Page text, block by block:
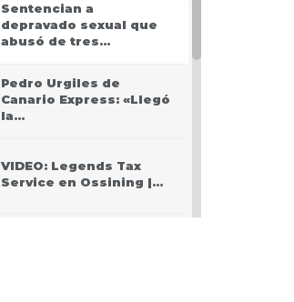
Sentencian a
depravado sexual que
abusó de tres…
Pedro Urgiles de
Canario Express: «Llegó
la…
VIDEO: Legends Tax
Service en Ossining |…